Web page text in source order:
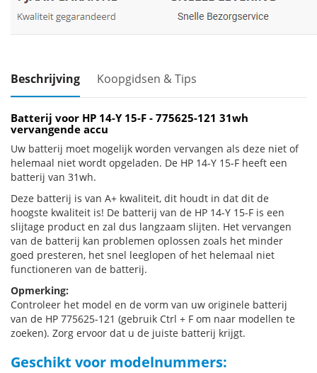
Beschrijving Koopgidsen & Tips
Batterij voor HP 14-Y 15-F - 775625-121 31wh
vervangende accu
Uw batterij moet mogelijk worden vervangen als deze niet of
helemaal niet wordt opgeladen. De HP 14-Y 15-F heeft een
batterij van 31wh.
Deze batterij is van A+ kwaliteit, dit houdt in dat dit de
hoogste kwaliteit is! De batterij van de HP 14-Y 15-F is een
slijtage product en zal dus langzaam slijten. Het vervangen
van de batterij kan problemen oplossen zoals het minder
goed presteren, het snel leeglopen of het helemaal niet
functioneren van de batterij.
Opmerking:
Controleer het model en de vorm van uw originele batterij
van de HP 775625-121 (gebruik Ctrl + F om naar modellen te
zoeken). Zorg ervoor dat u de juiste batterij krijgt.
Geschikt voor modelnummers: